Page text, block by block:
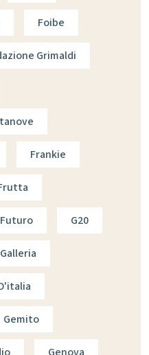
Foibe
Grimaldi
Frankie
Futuro G20
Galleria
Gemito